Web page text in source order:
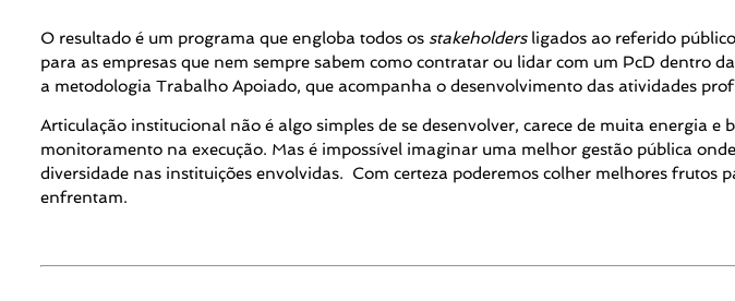
O resultado é um programa que engloba todos os stakeholdersligados ao referido
para as empresas que nem sempre sabem como contratar ou lidar com um PcD dentro
a metodologia Trabalho Apoiado, que acompanha o desenvolvimento das atividades
Articulação institucional não é algo simples de se desenvolver, carece de muita energia
monitoramento na execução. Mas é impossível imaginar uma melhor gestão pública
diversidade nas instituições envolvidas. Com certeza poderemos colher melhores frutos
enfrentam.